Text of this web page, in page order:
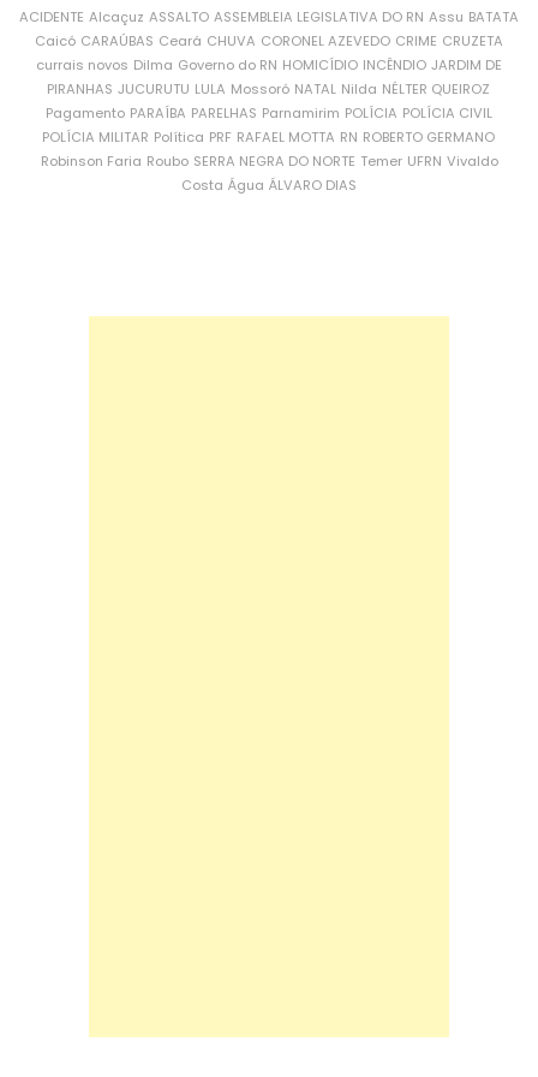
ACIDENTE Alcaçuz ASSALTO ASSEMBLEIA LEGISLATIVA DO RN Assu BATATA
Caicó CARAÚBAS Ceará CHUVA CORONEL AZEVEDO CRIME CRUZETA
currais novos Dilma Governo do RN HOMICÍDIO INCÊNDIO JARDIM DE
PIRANHAS JUCURUTU LULA Mossoró NATAL Nilda NÉLTER QUEIROZ
Pagamento PARAÍBA PARELHAS Parnamirim POLÍCIA POLÍCIA CIVIL
POLÍCIA MILITAR Política PRF RAFAEL MOTTA RN ROBERTO GERMANO
Robinson Faria Roubo SERRA NEGRA DO NORTE Temer UFRN Vivaldo
Costa Água ÁLVARO DIAS